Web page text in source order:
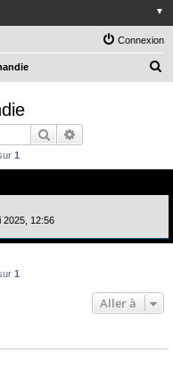
▼
Connexion
r
c
e
Rechercher
1
2025, 12:56
1
Aller à